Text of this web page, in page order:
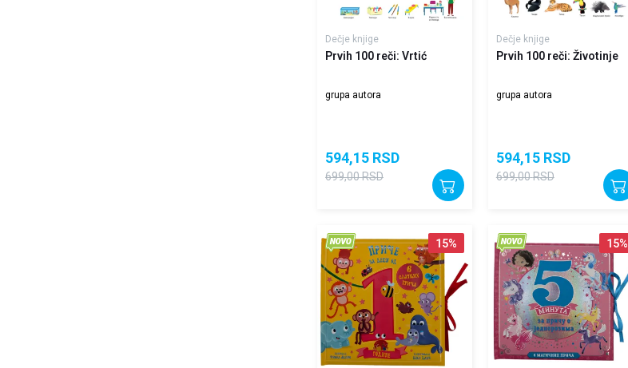
Dečje knjige
Prvih 100 reči: Vrtić
grupa autora
594,15 RSD
699,00RSD
Dečje knjige
Prvih 100 reči: Životinje
grupa autora
594,15 RSD
699,00RSD
15% 15%